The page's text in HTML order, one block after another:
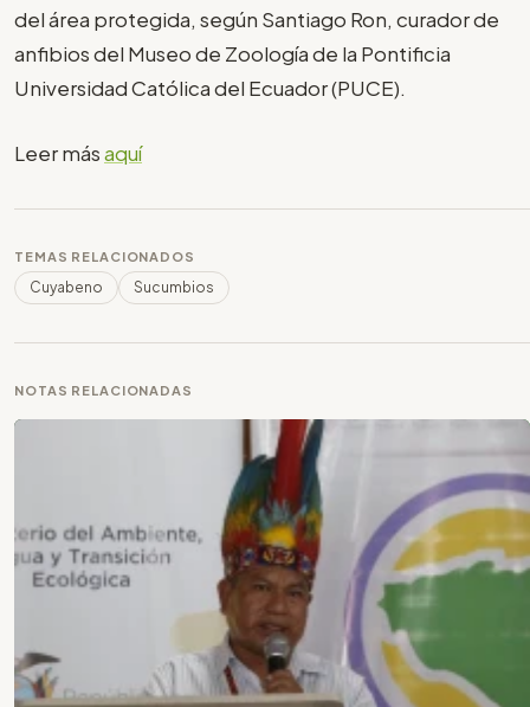
del área protegida, según Santiago Ron, curador de
anfibios del Museo de Zoología de la Pontificia
Universidad Católica del Ecuador (PUCE).
Leer másaquí
TEMAS RELACIONADOS
Cuyabeno Sucumbios
NOTAS RELACIONADAS